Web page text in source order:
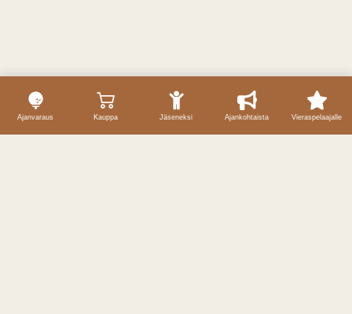
Ajanvaraus Kauppa Jäseneksi Ajankohtaista Vieraspelaajalle